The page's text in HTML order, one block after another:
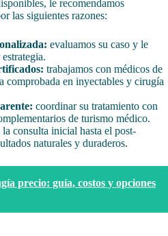
le recomendamos
las siguientes razones:
evaluamos su caso y le
trabajamos con médicos de
comprobada en inyectables y cirugía
coordinar su tratamiento con
de turismo médico.
la consulta inicial hasta el post-
naturales y duraderos.
precio: guía, costos y opciones